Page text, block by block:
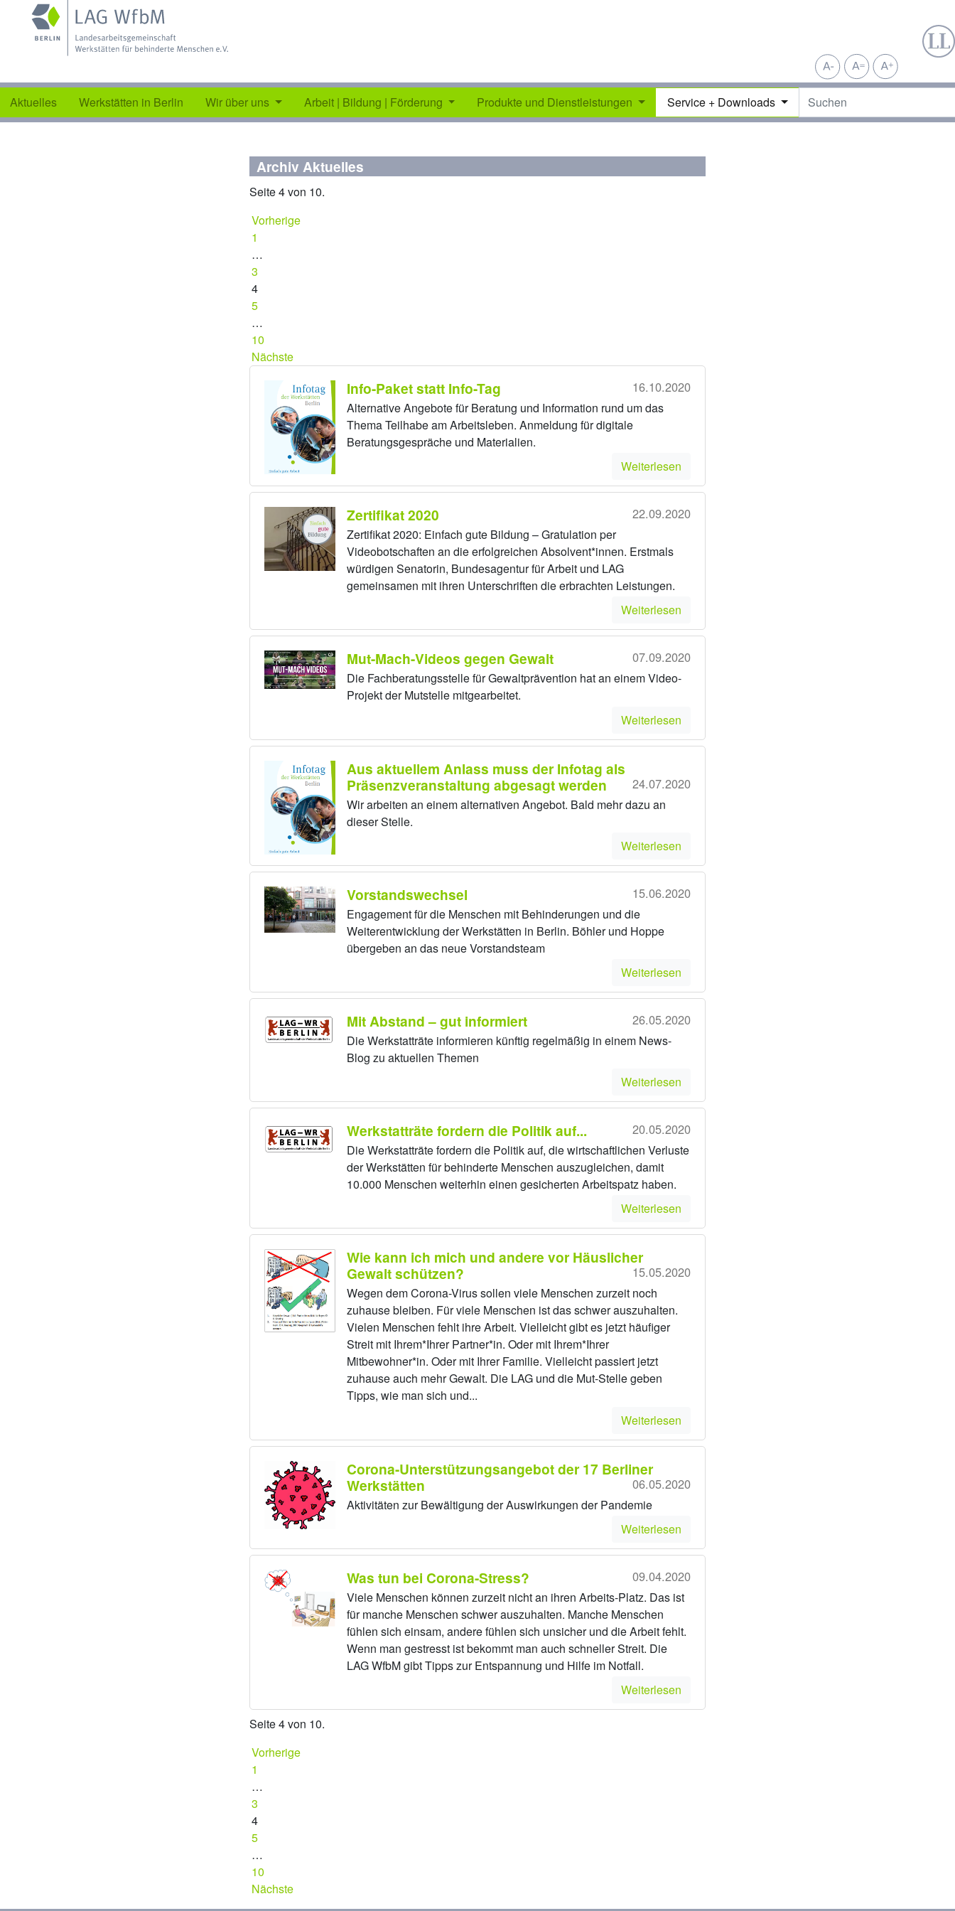
Aktuelles Werkstätten in Berlin Wir über uns Arbeit | Bildung | Förderung Produkte und Dienstleistungen Service + Downloads
Archiv Aktuelles
Seite 4 von 10.
Vorherige
1
…
3
4
5
…
10
Nächste
Info-Paket statt Info-Tag 16.10.2020
Alternative Angebote für Beratung und Information rund um das
Thema Teilhabe am Arbeitsleben. Anmeldung für digitale
Beratungsgespräche und Materialien.
Weiterlesen
Zertifikat 2020 22.09.2020
Zertifikat 2020: Einfach gute Bildung – Gratulation per
Videobotschaften an die erfolgreichen Absolvent*innen. Erstmals
würdigen Senatorin, Bundesagentur für Arbeit und LAG
gemeinsamen mit ihren Unterschriften die erbrachten Leistungen.
Weiterlesen
Mut-Mach-Videos gegen Gewalt 07.09.2020
Die Fachberatungsstelle für Gewaltprävention hat an einem Video-
Projekt der Mutstelle mitgearbeitet.
Weiterlesen
Aus aktuellem Anlass muss der Infotag als
Präsenzveranstaltung abgesagt werden
24.07.2020
Wir arbeiten an einem alternativen Angebot. Bald mehr dazu an
dieser Stelle.
Weiterlesen
Vorstandswechsel 15.06.2020
Engagement für die Menschen mit Behinderungen und die
Weiterentwicklung der Werkstätten in Berlin. Böhler und Hoppe
übergeben an das neue Vorstandsteam
Weiterlesen
Mit Abstand – gut informiert 26.05.2020
Die Werkstatträte informieren künftig regelmäßig in einem News-
Blog zu aktuellen Themen
Weiterlesen
Werkstatträte fordern die Politik auf... 20.05.2020
Die Werkstatträte fordern die Politik auf, die wirtschaftlichen Verluste
der Werkstätten für behinderte Menschen auszugleichen, damit
10.000 Menschen weiterhin einen gesicherten Arbeitspatz haben.
Weiterlesen
Wie kann ich mich und andere vor Häuslicher
Gewalt schützen?
15.05.2020
Wegen dem Corona-Virus sollen viele Menschen zurzeit noch
zuhause bleiben. Für viele Menschen ist das schwer auszuhalten.
Vielen Menschen fehlt ihre Arbeit. Vielleicht gibt es jetzt häufiger
Streit mit Ihrem*Ihrer Partner*in. Oder mit Ihrem*Ihrer
Mitbewohner*in. Oder mit Ihrer Familie. Vielleicht passiert jetzt
zuhause auch mehr Gewalt. Die LAG und die Mut-Stelle geben
Tipps, wie man sich und...
Weiterlesen
Corona-Unterstützungsangebot der 17 Berliner
Werkstätten
06.05.2020
Aktivitäten zur Bewältigung der Auswirkungen der Pandemie
Weiterlesen
Was tun bei Corona-Stress? 09.04.2020
Viele Menschen können zurzeit nicht an ihren Arbeits-Platz. Das ist
für manche Menschen schwer auszuhalten. Manche Menschen
fühlen sich einsam, andere fühlen sich unsicher und die Arbeit fehlt.
Wenn man gestresst ist bekommt man auch schneller Streit. Die
LAG WfbM gibt Tipps zur Entspannung und Hilfe im Notfall.
Weiterlesen
Seite 4 von 10.
Vorherige
1
…
3
4
5
…
10
Nächste